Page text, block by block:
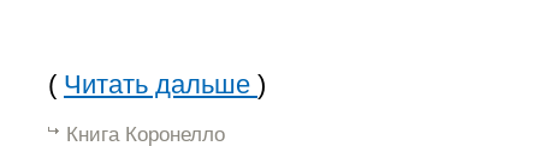
( Читать дальше )
Книга Коронелло